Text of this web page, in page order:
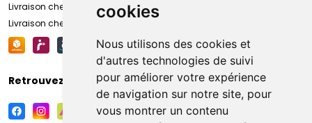
cookies
Nous utilisons des cookies et
d'autres technologies de suivi
pour améliorer votre expérience
de navigation sur notre site, pour
vous montrer un contenu
Livraison chez vous
Livraison chez votre commerçant
Retrouvez-nous sur vos réseaux sociaux